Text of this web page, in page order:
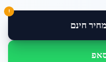
חינם
!